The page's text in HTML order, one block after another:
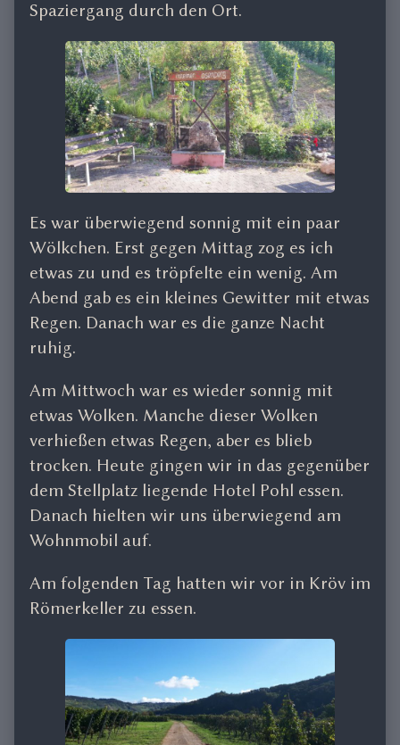
Spaziergang durch den Ort.
Es war überwiegend sonnig mit ein paar
Wölkchen. Erst gegen Mittag zog es ich
etwas zu und es tröpfelte ein wenig. Am
Abend gab es ein kleines Gewitter mit etwas
Regen. Danach war es die ganze Nacht
ruhig.
Am Mittwoch war es wieder sonnig mit
etwas Wolken. Manche dieser Wolken
verhießen etwas Regen, aber es blieb
trocken. Heute gingen wir in das gegenüber
dem Stellplatz liegende Hotel Pohl essen.
Danach hielten wir uns überwiegend am
Wohnmobil auf.
Am folgenden Tag hatten wir vor in Kröv im
Römerkeller zu essen.